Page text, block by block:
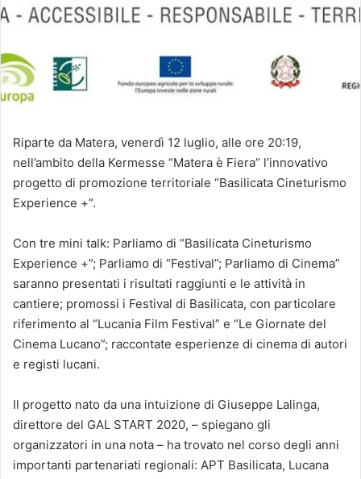
Riparte da Matera, venerdì 12 luglio, alle ore 20:19,
nell’ambito della Kermesse “Matera è Fiera” l’innovativo
progetto di promozione territoriale “Basilicata Cineturismo
Experience +”.
Con tre mini talk: Parliamo di “Basilicata Cineturismo
Experience +”; Parliamo di “Festival”; Parliamo di Cinema”
saranno presentati i risultati raggiunti e le attività in
cantiere; promossi i Festival di Basilicata, con particolare
riferimento al “Lucania Film Festival” e “Le Giornate del
Cinema Lucano”; raccontate esperienze di cinema di autori
e registi lucani.
Il progetto nato da una intuizione di Giuseppe Lalinga,
direttore del GAL START 2020, – spiegano gli
organizzatori in una nota – ha trovato nel corso degli anni
importanti partenariati regionali: APT Basilicata, Lucana